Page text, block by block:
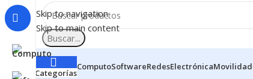
Skip to navigation
Skip to main content
Buscar...
Categorías
ComputoSoftwareRedesElectrónicaMovilidad